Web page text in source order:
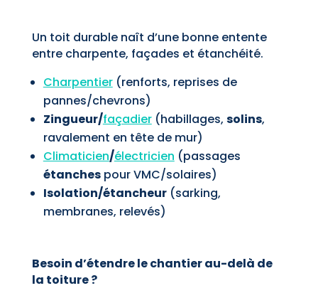
Un toit durable naît d’une bonne entente
entre charpente, façades et étanchéité.
Charpentier(renforts, reprises de
pannes/chevrons)
Zingueur/façadier(habillages, solins,
ravalement en tête de mur)
Climaticien/électricien (passages
étanchespour VMC/solaires)
Isolation/étancheur(sarking,
membranes, relevés)
Besoin d’étendre le chantier au-delà de
la toiture ?